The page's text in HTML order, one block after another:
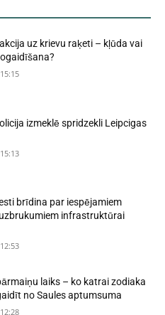
uz krievu raķeti – kļūda vai
izmeklē spridzekli Leipcigas
brīdina par iespējamiem
infrastruktūrai
laiks – ko katrai zodiaka
no Saules aptumsuma